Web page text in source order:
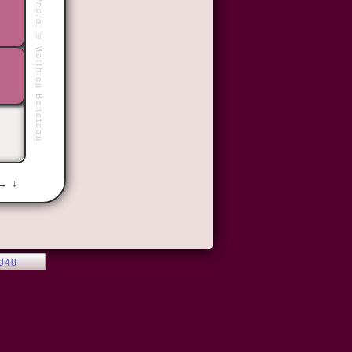
Photo:
©
Matthieu Benéteau
↓